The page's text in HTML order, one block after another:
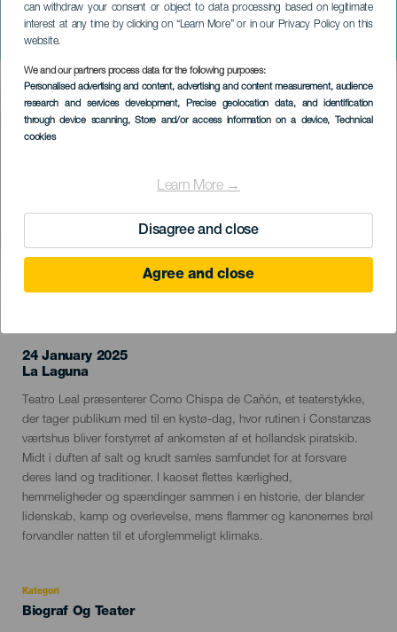
can withdraw your consent or object to data processing based on legitimate
interest at any time by clicking on “Learn More” or in our Privacy Policy on this
website.
We and our partners process data for the following purposes:
Personalised advertising and content, advertising and content measurement, audience
research and services development, Precise geolocation data, and identification
through device scanning, Store and/or access information on a device, Technical
cookies
Learn More →
Disagree and close
Agree and close
Como chispa de cañón
TENERIFE
Imagen
Listado
24 January 2025
Localidad
La Laguna
Descripción
del
evento
Teatro Leal præsenterer Como Chispa de Cañón, et teaterstykke,
der tager publikum med til en kystø-dag, hvor rutinen i Constanzas
værtshus bliver forstyrret af ankomsten af et hollandsk piratskib.
Midt i duften af salt og krudt samles samfundet for at forsvare
deres land og traditioner. I kaoset flettes kærlighed,
hemmeligheder og spændinger sammen i en historie, der blander
lidenskab, kamp og overlevelse, mens flammer og kanonernes brøl
forvandler natten til et uforglemmeligt klimaks.
Kategori
Categoría
Biograf Og Teater